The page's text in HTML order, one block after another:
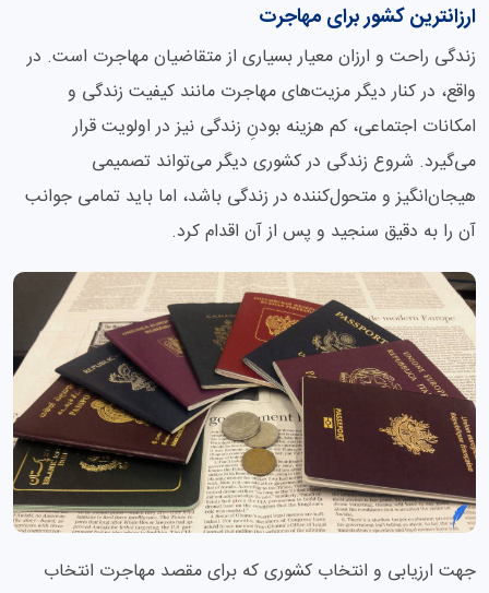
ارزانترین کشور برای مهاجرت
زندگی راحت و ارزان معیار بسیاری از متقاضیان مهاجرت است. در
واقع، در کنار دیگر مزیت‌های مهاجرت مانند کیفیت زندگی و
امکانات اجتماعی، کم هزینه بودنِ زندگی نیز در اولویت قرار
می‌گیرد. شروع زندگی در کشوری دیگر می‌تواند تصمیمی
هیجان‌انگیز و متحول‌کننده در زندگی باشد، اما باید تمامی جوانب
آن را به دقیق سنجید و پس از آن اقدام کرد.
جهت ارزیابی و انتخاب کشوری که برای مقصد مهاجرت انتخاب